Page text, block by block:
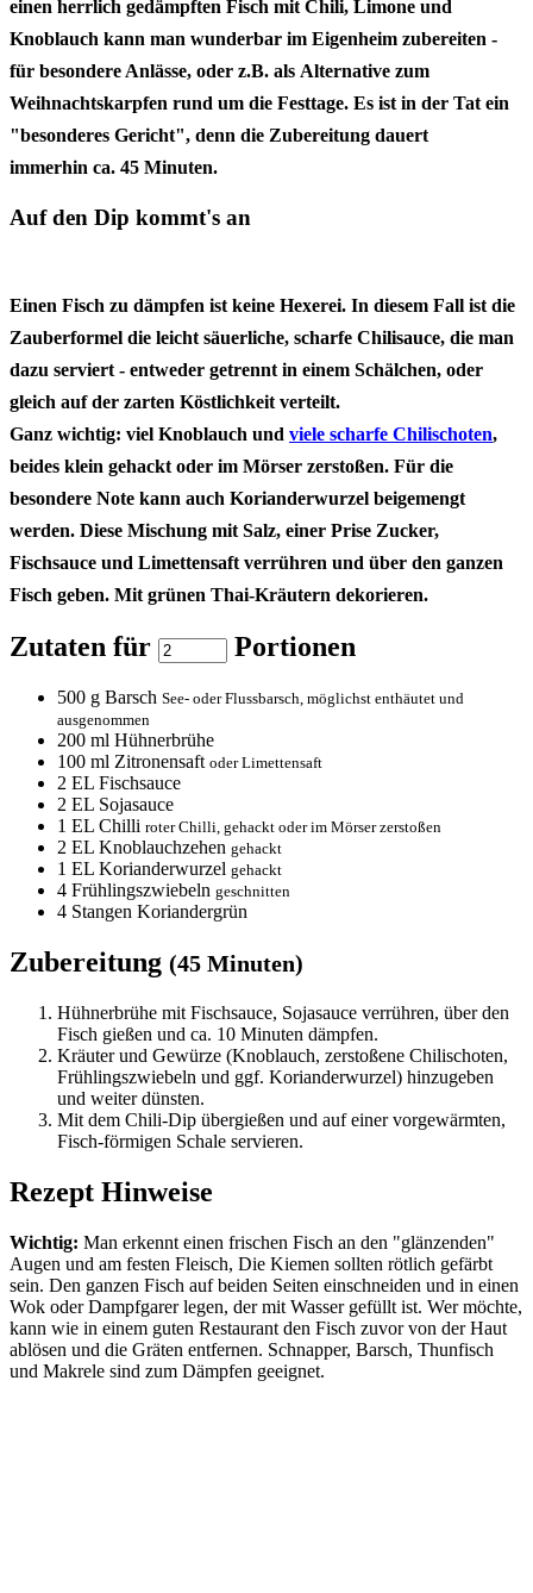
einen herrlich gedämpften Fisch mit Chili, Limone und
Knoblauch kann man wunderbar im Eigenheim zubereiten -
für besondere Anlässe, oder z.B. als Alternative zum
Weihnachtskarpfen rund um die Festtage. Es ist in der Tat ein
"besonderes Gericht", denn die Zubereitung dauert
immerhin ca. 45 Minuten.
Auf den Dip kommt's an
Einen Fisch zu dämpfen ist keine Hexerei. In diesem Fall ist die
Zauberformel die leicht säuerliche, scharfe Chilisauce, die man
dazu serviert - entweder getrennt in einem Schälchen, oder
gleich auf der zarten Köstlichkeit verteilt.
Ganz wichtig: viel Knoblauch und viele scharfe Chilischoten,
beides klein gehackt oder im Mörser zerstoßen. Für die
besondere Note kann auch Korianderwurzel beigemengt
werden. Diese Mischung mit Salz, einer Prise Zucker,
Fischsauce und Limettensaft verrühren und über den ganzen
Fisch geben. Mit grünen Thai-Kräutern dekorieren.
Zutaten für Portionen
500 g Barsch See- oder Flussbarsch, möglichst enthäutet und
ausgenommen
200 ml Hühnerbrühe
100 ml Zitronensaft oder Limettensaft
2 EL Fischsauce
2 EL Sojasauce
1 EL Chilli roter Chilli, gehackt oder im Mörser zerstoßen
2 EL Knoblauchzehen gehackt
1 EL Korianderwurzel gehackt
4 Frühlingszwiebeln geschnitten
4 Stangen Koriandergrün
Zubereitung (45 Minuten)
Hühnerbrühe mit Fischsauce, Sojasauce verrühren, über den
Fisch gießen und ca. 10 Minuten dämpfen.
Kräuter und Gewürze (Knoblauch, zerstoßene Chilischoten,
Frühlingszwiebeln und ggf. Korianderwurzel) hinzugeben
und weiter dünsten.
Mit dem Chili-Dip übergießen und auf einer vorgewärmten,
Fisch-förmigen Schale servieren.
Rezept Hinweise
Wichtig: Man erkennt einen frischen Fisch an den "glänzenden"
Augen und am festen Fleisch, Die Kiemen sollten rötlich gefärbt
sein. Den ganzen Fisch auf beiden Seiten einschneiden und in einen
Wok oder Dampfgarer legen, der mit Wasser gefüllt ist. Wer möchte,
kann wie in einem guten Restaurant den Fisch zuvor von der Haut
ablösen und die Gräten entfernen. Schnapper, Barsch, Thunfisch
und Makrele sind zum Dämpfen geeignet.